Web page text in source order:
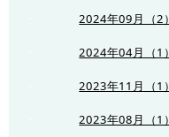
2024年09月（2）
2024年04月（1）
2023年11月（1）
2023年08月（1）